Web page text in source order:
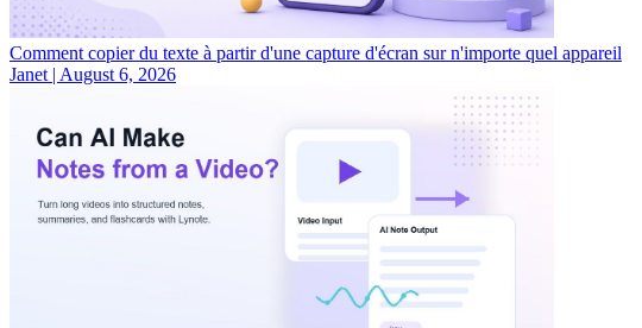
Comment copier du texte à partir d'une capture d'écran sur n'importe quel appareil
Janet | August 6, 2026